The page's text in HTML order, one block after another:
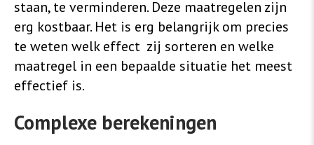
staan, te verminderen. Deze maatregelen zijn
erg kostbaar. Het is erg belangrijk om precies
te weten welk effect zij sorteren en welke
maatregel in een bepaalde situatie het meest
effectief is.
Complexe berekeningen